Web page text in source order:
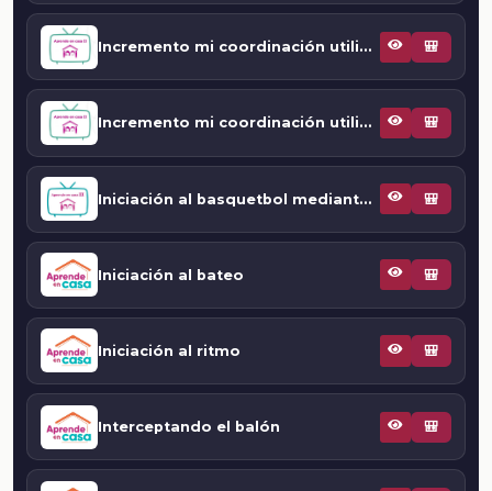
Incremento mi coordinación utilizando el ritmo externo 🎒
Incremento mi coordinación utilizando el ritmo externo 🎒
Iniciación al basquetbol mediante imágenes 🎒
Iniciación al bateo 🎒
Iniciación al ritmo 🎒
Interceptando el balón 🎒